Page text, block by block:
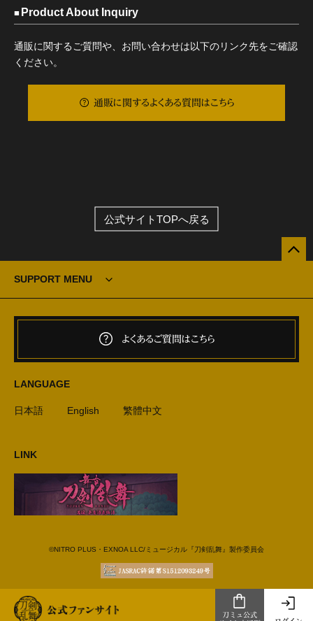
刀ミュ公式
Product About Inquiry
通販に関するご質問や、お問い合わせは以下のリンク先をご確認
ください。
通販に関するよくある質問はこちら
公式サイトTOPへ戻る
SUPPORT MENU
よくあるご質問はこちら
LANGUAGE
日本語 English 繁體中文
LINK
©NITRO PLUS・EXNOA LLC/ミュージカル『刀剣乱舞』製作委員会